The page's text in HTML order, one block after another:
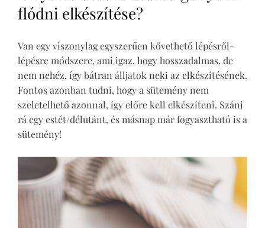
flódni elkészítése?
Van egy viszonylag egyszerűen követhető lépésről-
lépésre módszere, ami igaz, hogy hosszadalmas, de
nem nehéz, így bátran álljatok neki az elkészítésének.
Fontos azonban tudni, hogy a sütemény nem
szeletelhető azonnal, így előre kell elkészíteni. Szánj
rá egy estét/délutánt, és másnap már fogyasztható is a
sütemény!